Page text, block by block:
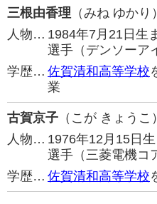
三根由香理 （みね ゆかり）
人物… 1984年7月21日生
選手（デンソーア
学歴… 佐賀清和高等学校
業
古賀京子 （こが きょうこ）
人物… 1976年12月15日
選手（三菱電機コ
学歴… 佐賀清和高等学校